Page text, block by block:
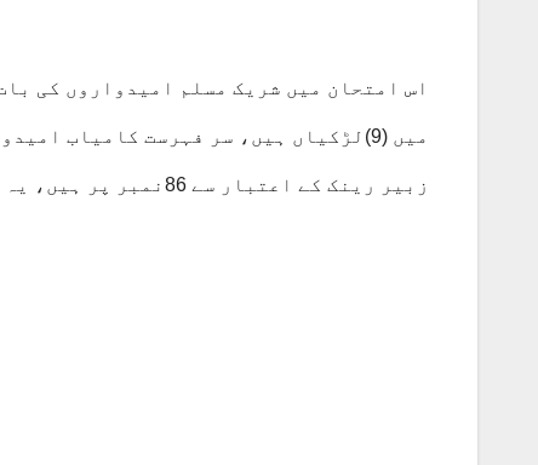
زبیر رینک کے اعتبار سے 86نمبر پر ہیں، یہ نتائج بہت تشفی بخش تو نہیں، لیکن بہترہیں۔